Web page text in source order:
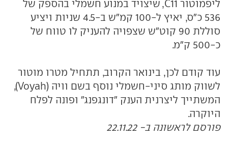
ליפמוטור C11, שיצויד במנוע חשמלי בהספק של
536 כ"ס, יאיץ ל-100 קמ"ש ב-4.5 שניות ויציע
סוללת 90 קוט"ש שצפויה להעניק לו טווח של
כ-500 ק"מ.
עוד קודם לכן, בינואר הקרוב, תתחיל מטרו מוטור
לשווק מותג סיני-חשמלי נוסף בשם וויה (Voyah),
המשתייך ליצרנית הענק "דונגפנג" ופונה לפלח
היוקרה.
פורסם לראשונה ב- 22.11.22